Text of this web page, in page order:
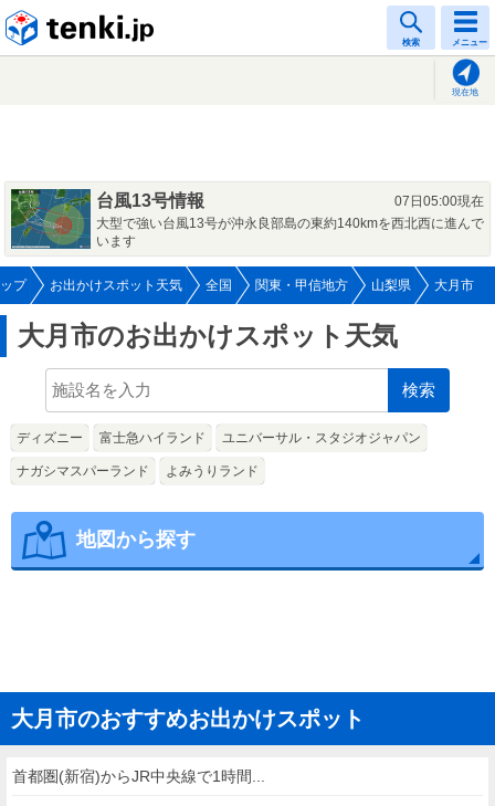
検索 メニュー
現在地
台風13号情報
07日05:00現在
大型で強い台風13号が沖永良部島の東約140kmを西北西に進んで
います
プ お出かけスポット天気 全国 関東・甲信地方 山梨県 大月市
大月市のお出かけスポット天気
検索
ディズニー 富士急ハイランド ユニバーサル・スタジオジャパン
ナガシマスパーランド よみうりランド
地図から探す
大月市のおすすめお出かけスポット
首都圏(新宿)からJR中央線で1時間...